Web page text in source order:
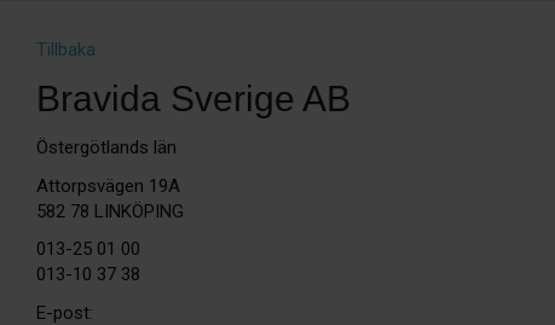
Tillbaka
Bravida Sverige AB
Östergötlands län
Attorpsvägen 19A
582 78 LINKÖPING
013-25 01 00
013-10 37 38
E-post: